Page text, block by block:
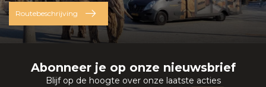
Routebeschrijving
Abonneer je op onze nieuwsbrief
Blijf op de hoogte over onze laatste acties